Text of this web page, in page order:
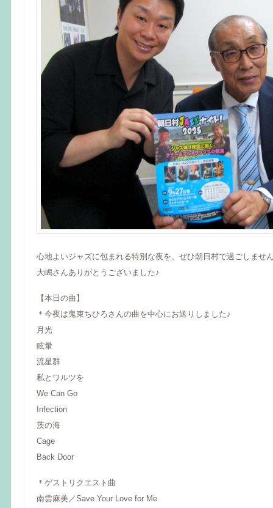
心地よいジャズに包まれる特別な夜を、ぜひ朝日村で過ごしませ
大嶋さんありがとうございました♪
【本日の曲】
＊今夜は鬼束ちひろさんの曲を中心にお送りしました♪
月光
眩暈
流星群
私とワルツを
We Can Go
Infection
茨の海
Cage
Back Door
＊ゲストリクエスト曲
南雲麻美／Save Your Love for Me